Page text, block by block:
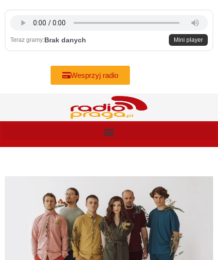
content
Teraz gramy:Brak danych Mini player
Wesprzyj radio